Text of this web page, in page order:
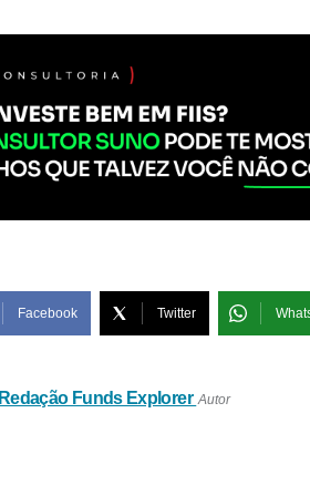
Facebook Twitter
Redação Funds Explorer Autor